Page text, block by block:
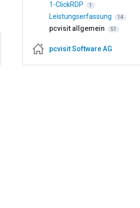
1-ClickRDP
1
Leistungserfassung 14
pcvisit allgemein 51
pcvisit Software AG